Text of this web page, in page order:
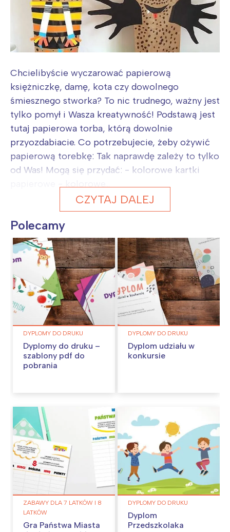
Chcielibyście wyczarować papierową
księżniczkę, damę, kota czy dowolnego
śmiesznego stworka? To nic trudnego, ważny jest
tylko pomył i Wasza kreatywność! Podstawą jest
tutaj papierowa torba, którą dowolnie
przyozdabiacie. Co potrzebujecie, żeby ożywić
papierową torebkę: Tak naprawdę zależy to tylko
od Was! Mogą się przydać: - kolorowe kartki
CZYTAJ DALEJ
Polecamy
DYPLOMY DO DRUKU
Dyplomy do druku –
szablony pdf do
pobrania
DYPLOMY DO DRUKU
Dyplom udziału w
konkursie
ZABAWY DLA 7 LATKÓW I 8
LATKÓW
Gra Państwa Miasta
DYPLOMY DO DRUKU
Dyplom
Przedszkolaka